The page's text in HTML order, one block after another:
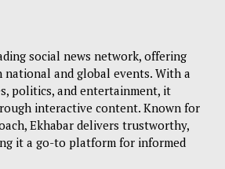
social news network, offering
and global events. With a
politics, and entertainment, it
interactive content. Known for
Ekhabar delivers trustworthy,
it a go-to platform for informed